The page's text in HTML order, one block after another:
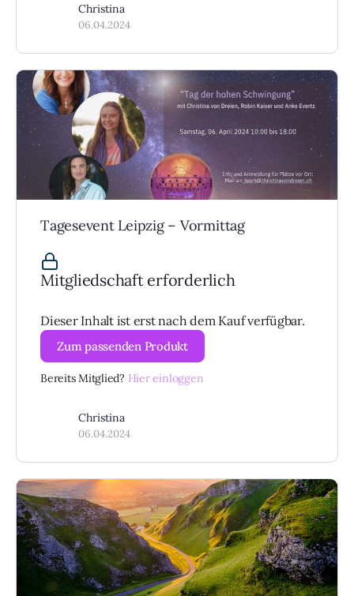
Christina
06.04.2024
Tagesevent Leipzig – Vormittag
Mitgliedschaft erforderlich
Dieser Inhalt ist erst nach dem Kauf verfügbar.
Zum passenden Produkt
Bereits Mitglied? Hier einloggen
Christina
06.04.2024